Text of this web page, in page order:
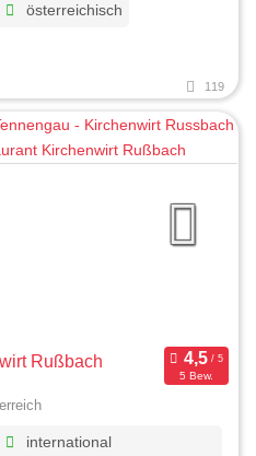
österreichisch
119
Rußbach
5 Bew.
international